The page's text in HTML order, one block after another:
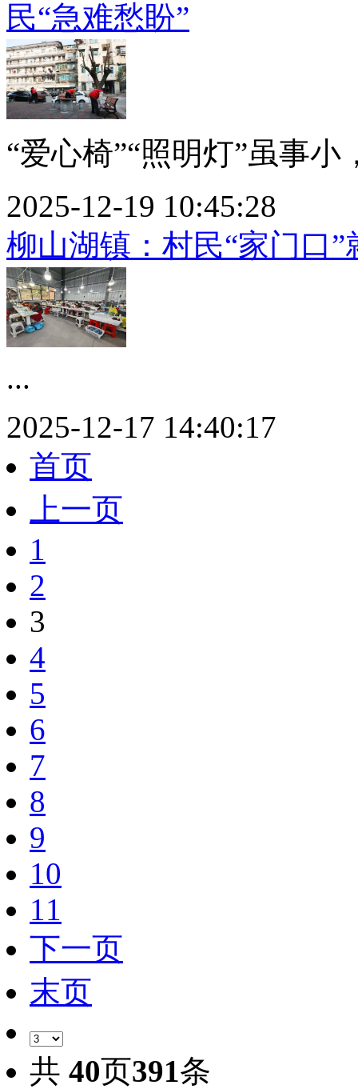
民“急难愁盼”
“爱心椅”“照明灯”虽事
2025-12-19 10:45:28
柳山湖镇：村民“家门口”
...
2025-12-17 14:40:17
首页
上一页
1
2
3
4
5
6
7
8
9
10
11
下一页
末页
共 40页391条